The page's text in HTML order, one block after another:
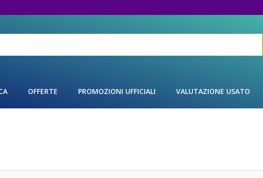
OFFERTE PROMOZIONI UFFICIALI VALUTAZIONE USATO